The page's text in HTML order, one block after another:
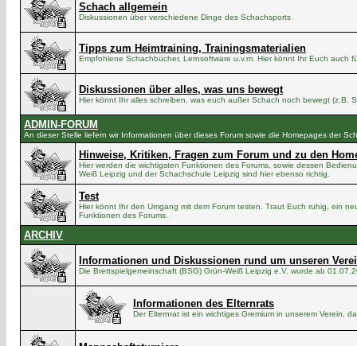
Schach allgemein
Diskussionen über verschiedene Dinge des Schachsports
Tipps zum Heimtraining, Trainingsmaterialien
Empfohlene Schachbücher, Lernsoftware u.v.m. Hier könnt Ihr Euch auch
Diskussionen über alles, was uns bewegt
Hier könnt Ihr alles schreiben, was euch außer Schach noch bewegt (z.B.
ADMIN-FORUM
An dieser Stelle liefern wir Informationen über dieses Forum sowie die Homepages der
Hinweise, Kritiken, Fragen zum Forum und zu den
Hier werden die wichtigsten Funktionen des Forums, sowie dessen
Weiß Leipzig und der Schachschule Leipzig sind hier ebenso richtig.
Test
Hier könnt Ihr den Umgang mit dem Forum testen. Traut Euch ruhig, ein
Funktionen des Forums.
ARCHIV
Informationen und Diskussionen rund um unseren
Die Brettspielgemeinschaft (BSG) Grün-Weiß Leipzig e.V. wurde ab
Informationen des Elternrats
Der Elternrat ist ein wichtiges Gremium in unserem Verein,